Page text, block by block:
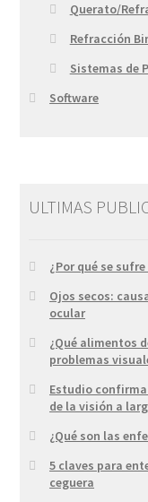
Querato/
Refracción
Sistemas de
Software
ULTIMAS
¿Por qué se
Ojos secos:
ocular
¿Qué alimentos
problemas
Estudio
de la visión a
¿Qué son las
5 claves para
ceguera